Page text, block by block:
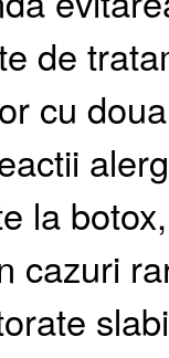
de
cu
la
cazuri